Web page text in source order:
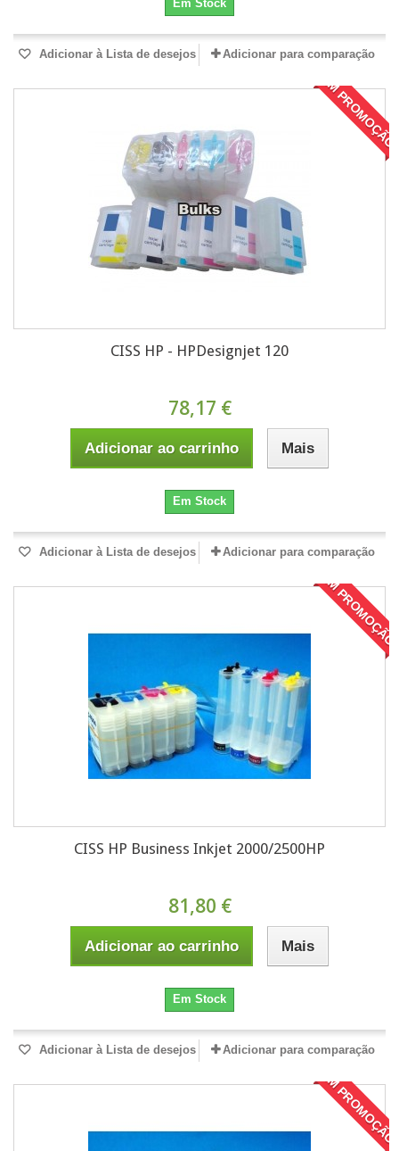
Em Stock
Adicionar à Lista de desejos Adicionar para comparação
EM
CISS HP - HPDesignjet 120
78,17 €
Adicionar ao carrinho Mais
Em Stock
Adicionar à Lista de desejos Adicionar para comparação
EM
CISS HP Business Inkjet 2000/2500HP
81,80 €
Adicionar ao carrinho Mais
Em Stock
Adicionar à Lista de desejos Adicionar para comparação
EM